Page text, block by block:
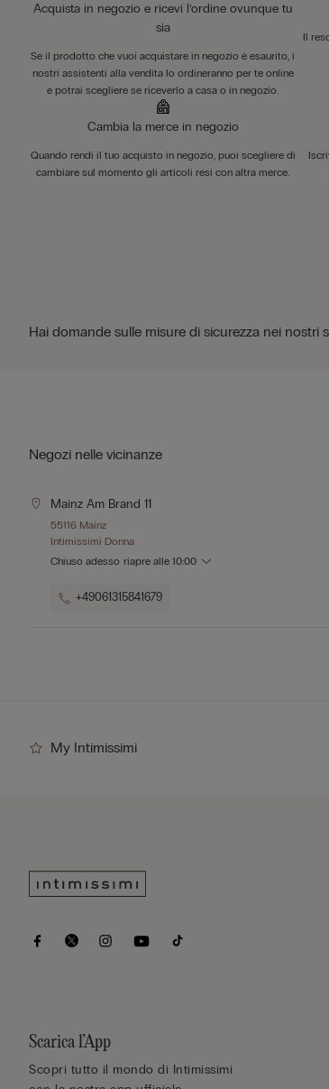
Acquista in negozio e ricevi l’ordine ovunque tu
sia
Se il prodotto che vuoi acquistare in negozio è esaurito, i
nostri assistenti alla vendita lo ordineranno per te online
e potrai scegliere se riceverlo a casa o in negozio.
Il
Cambia la merce in negozio
Quando rendi il tuo acquisto in negozio, puoi scegliere di
cambiare sul momento gli articoli resi con altra merce.
Hai domande sulle misure di sicurezza nei nostri
Negozi nelle vicinanze
Mainz Am Brand 11
55116 Mainz
Intimissimi Donna
Chiuso adesso riapre alle 10:00
+49061315841679
My Intimissimi
Scarica l’App
Scopri tutto il mondo di Intimissimi